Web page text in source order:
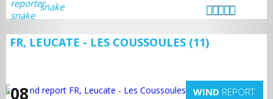
snake
FR, LEUCATE - LES COUSSOULES (11)
08 WIND REPORT